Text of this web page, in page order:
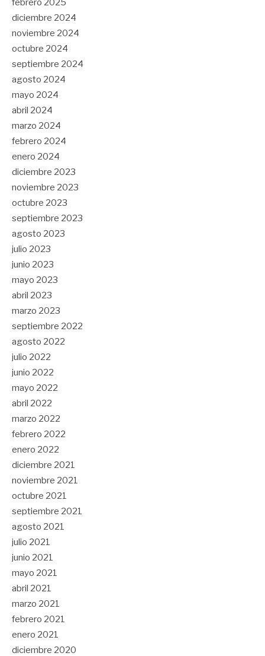
febrero 2025
diciembre 2024
noviembre 2024
octubre 2024
septiembre 2024
agosto 2024
mayo 2024
abril 2024
marzo 2024
febrero 2024
enero 2024
diciembre 2023
noviembre 2023
octubre 2023
septiembre 2023
agosto 2023
julio 2023
junio 2023
mayo 2023
abril 2023
marzo 2023
septiembre 2022
agosto 2022
julio 2022
junio 2022
mayo 2022
abril 2022
marzo 2022
febrero 2022
enero 2022
diciembre 2021
noviembre 2021
octubre 2021
septiembre 2021
agosto 2021
julio 2021
junio 2021
mayo 2021
abril 2021
marzo 2021
febrero 2021
enero 2021
diciembre 2020